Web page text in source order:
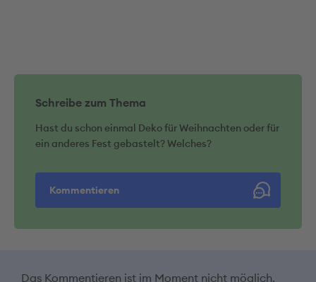
Schreibe zum Thema
Hast du schon einmal Deko für Weihnachten oder für
ein anderes Fest gebastelt? Welches?
Kommentieren
Das Kommentieren ist im Moment nicht möglich.